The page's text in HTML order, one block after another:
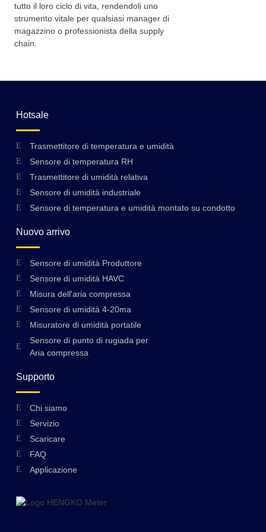
tutto il loro ciclo di vita, rendendoli uno
strumento vitale per qualsiasi manager di
magazzino o professionista della supply
chain.
Hotsale
Trasmettitore di temperatura e umidità
Sensore di temperatura RH
Trasmettitore di umidità relativa
Sensore di umidità industriale
Sensore di temperatura e umidità montato su condotto
Nuovo arrivo
Sensore di umidità Produttore
Sensore di umidità HAVC
Misura dell'aria compressa
Sensore di umidità 4-20ma
Misuratore di umidità portatile
Sensore di punto di rugiada per
Aria compressa
Supporto
Chi siamo
Servizio
Scaricare
FAQ
Applicazione